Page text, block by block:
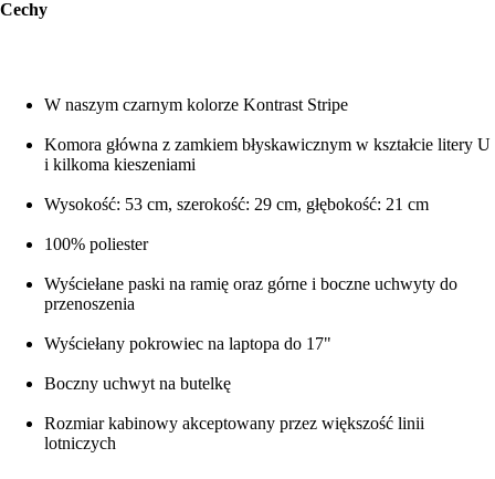
Cechy
W naszym czarnym kolorze Kontrast Stripe
Komora główna z zamkiem błyskawicznym w kształcie litery U
i kilkoma kieszeniami
Wysokość: 53 cm, szerokość: 29 cm, głębokość: 21 cm
100% poliester
Wyściełane paski na ramię oraz górne i boczne uchwyty do
przenoszenia
Wyściełany pokrowiec na laptopa do 17"
Boczny uchwyt na butelkę
Rozmiar kabinowy akceptowany przez większość linii
lotniczych